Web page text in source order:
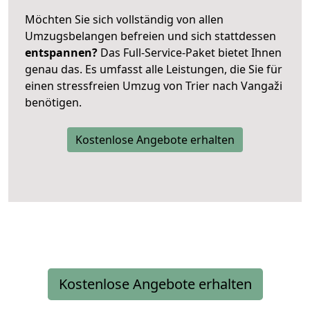
Möchten Sie sich vollständig von allen
Umzugsbelangen befreien und sich stattdessen
entspannen? Das Full-Service-Paket bietet Ihnen
genau das. Es umfasst alle Leistungen, die Sie für
einen stressfreien Umzug von Trier nach Vangaži
benötigen.
Kostenlose Angebote erhalten
Kostenlose Angebote erhalten